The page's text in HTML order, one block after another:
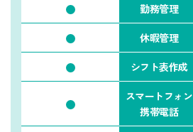
勤務管理
休暇管理
シフト表作成
スマートフォン
携帯電話